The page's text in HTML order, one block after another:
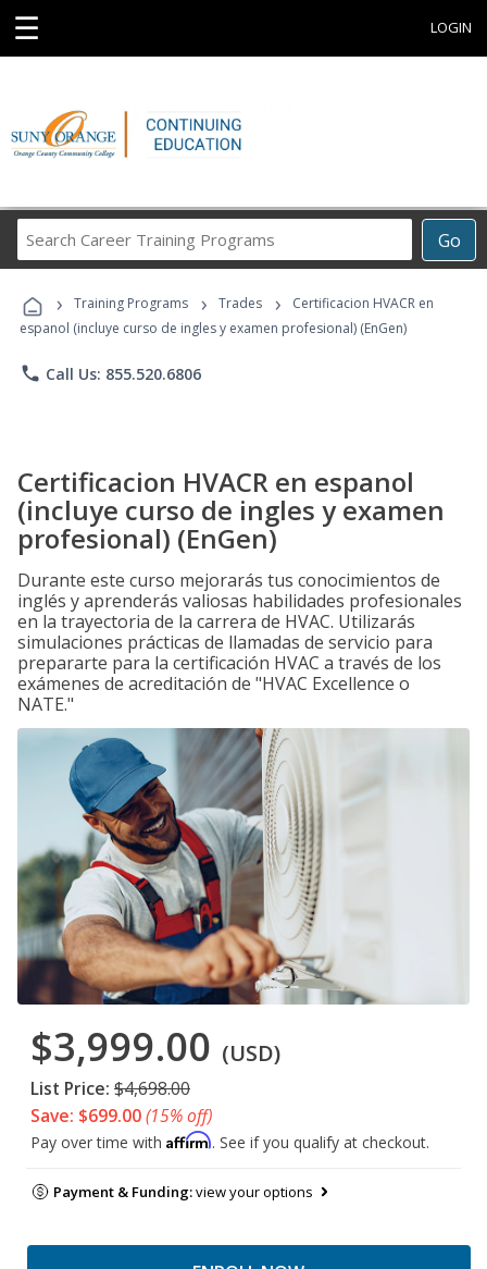
☰ LOGIN
Go
Career
Programs
› Training Programs › Trades ›
Certificacion HVACR en
espanol (incluye curso de ingles y examen profesional) (EnGen)
phone Call Us: 855.520.6806
Certificacion HVACR en espanol
(incluye curso de ingles y examen
profesional) (EnGen)
Durante este curso mejorarás tus conocimientos de
inglés y aprenderás valiosas habilidades profesionales
en la trayectoria de la carrera de HVAC. Utilizarás
simulaciones prácticas de llamadas de servicio para
prepararte para la certificación HVAC a través de los
exámenes de acreditación de "HVAC Excellence o
NATE."
$3,999.00 (USD)
List Price: $4,698.00
Save: $699.00(15% off)
Pay over time with Affirm. See if you qualify at checkout.
Payment & Funding:view your options